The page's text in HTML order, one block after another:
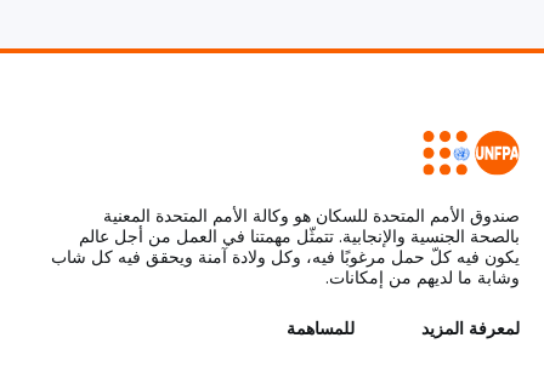
صندوق الأمم المتحدة للسكان هو وكالة الأمم المتحدة المعنية
بالصحة الجنسية والإنجابية. تتمثّل مهمتنا في العمل من أجل عالم
يكون فيه كلّ حمل مرغوبًا فيه، وكل ولادة آمنة ويحقق فيه كل شاب
وشابة ما لديهم من إمكانات.
L
لمعرفة المزيد
G
للمساهمة